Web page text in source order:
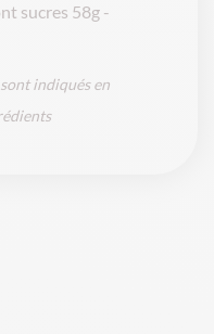
sucres 58g -
indiqués en